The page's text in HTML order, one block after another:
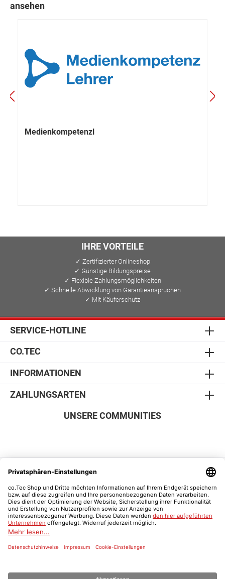
ansehen
Medienkompetenzl
IHRE VORTEILE
✓ Zertifizierter Onlineshop
✓ Günstige Bildungspreise
✓ Flexible Zahlungsmöglichkeiten
✓ Schnelle Abwicklung von Garantieansprüchen
✓ Mit Käuferschutz
SERVICE-HOTLINE
CO.TEC
INFORMATIONEN
ZAHLUNGSARTEN
SICHER EINKAUFEN
UNSERE COMMUNITIES